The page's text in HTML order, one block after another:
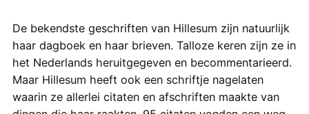
De bekendste geschriften van Hillesum zijn natuurlijk
haar dagboek en haar brieven. Talloze keren zijn ze in
het Nederlands heruitgegeven en becommentarieerd.
Maar Hillesum heeft ook een schriftje nagelaten
waarin ze allerlei citaten en afschriften maakte van